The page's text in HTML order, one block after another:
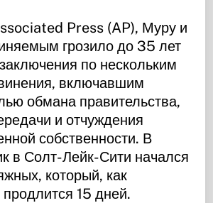
Press (AP), Муру и
грозило до 35 лет
по нескольким
включавшим
обмана правительства,
и отчуждения
собственности. В
в Солт-Лейк-Сити начался
который, как
15 дней.